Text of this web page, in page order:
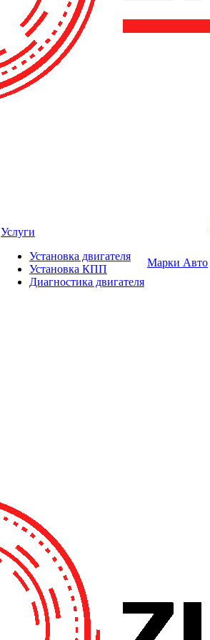
Услуги
Установка двигателя
Установка КПП
Диагностика двигателя
Марки Авто